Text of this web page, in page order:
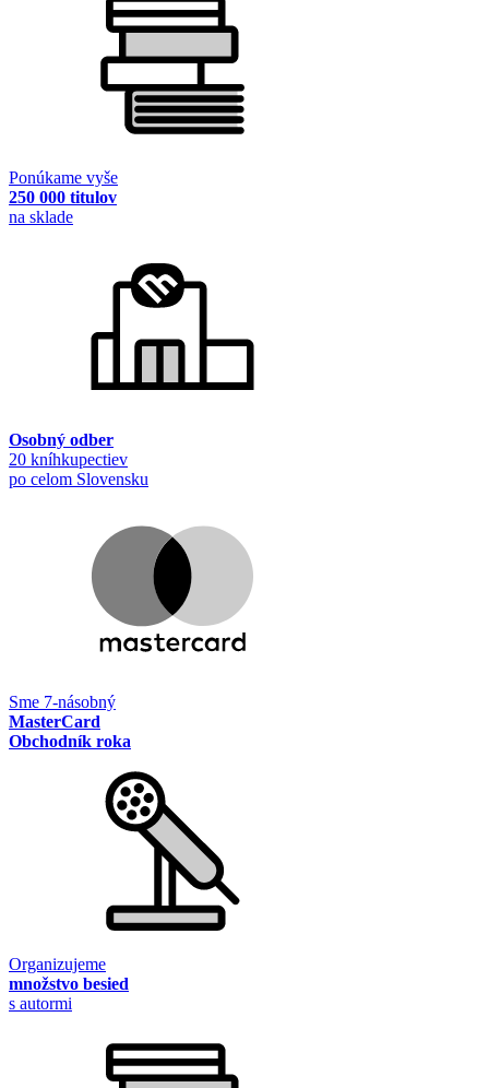
Ponúkame vyše
250 000 titulov
na sklade
Osobný odber
20 kníhkupectiev
po celom Slovensku
Sme 7-násobný
MasterCard
Obchodník roka
Organizujeme
množstvo besied
s autormi